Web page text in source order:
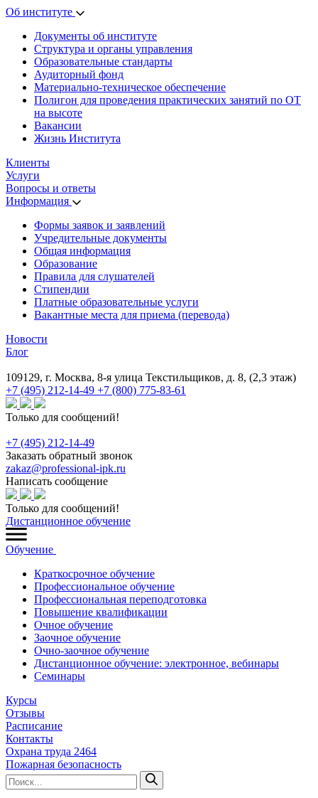
Об институте
Документы об институте
Структура и органы управления
Образовательные стандарты
Аудиторный фонд
Материально-техническое обеспечение
Полигон для проведения практических занятий по ОТ
на высоте
Вакансии
Жизнь Института
Клиенты
Услуги
Вопросы и ответы
Информация
Формы заявок и заявлений
Учредительные документы
Общая информация
Образование
Правила для слушателей
Стипендии
Платные образовательные услуги
Вакантные места для приема (перевода)
Новости
Блог
109129, г. Москва, 8-я улица Текстильщиков, д. 8, (2,3 этаж)
+7 (495) 212-14-49 +7 (800) 775-83-61
Только для сообщений!
+7 (495) 212-14-49
Заказать обратный звонок
zakaz@professional-ipk.ru
Написать сообщение
Только для сообщений!
Дистанционное обучение
Обучение
Краткосрочное обучение
Профессиональное обучение
Профессиональная переподготовка
Повышение квалификации
Очное обучение
Заочное обучение
Очно-заочное обучение
Дистанционное обучение: электронное, вебинары
Семинары
Курсы
Отзывы
Расписание
Контакты
Охрана труда 2464
Пожарная безопасность